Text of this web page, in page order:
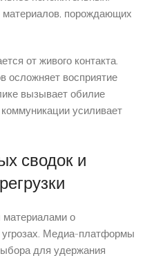
порождающих
от живого контакта.
осложняет восприятие
вызывает обилие
усиливает
сводок и
о
угрозах. Медиа-платформы
для удержания